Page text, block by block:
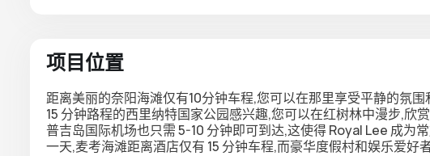
项目位置
距离美丽的奈阳海滩仅有10分钟车程,您可以在那里享受平静的氛
15 分钟路程的西里纳特国家公园感兴趣,您可以在红树林中漫步,欣
普吉岛国际机场也只需 5-10 分钟即可到达,这使得 Royal Lee 成为
一天,麦考海滩距离酒店仅有 15 分钟车程,而豪华度假村和娱乐爱好